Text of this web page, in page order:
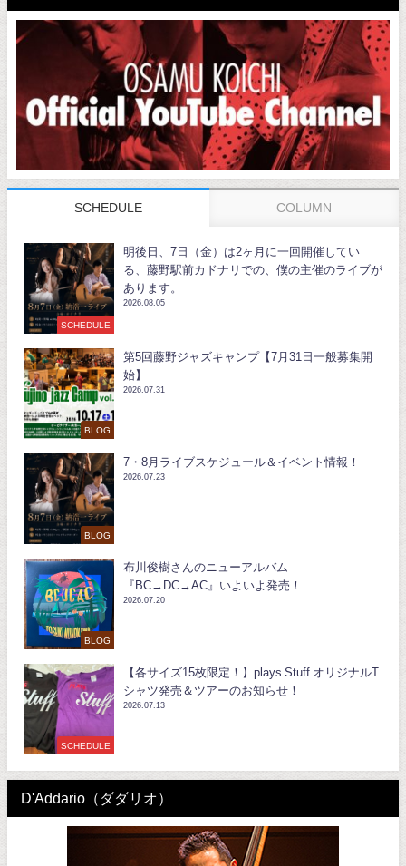
SCHEDULE COLUMN
SCHEDULE
明後日、7日（金）は2ヶ月に一回開催してい
る、藤野駅前カドナリでの、僕の主催のライブが
あります。
2026.08.05
BLOG
第5回藤野ジャズキャンプ【7月31日一般募集開
始】
2026.07.31
BLOG
7・8月ライブスケジュール＆イベント情報！
2026.07.23
BLOG
布川俊樹さんのニューアルバム
『BC→DC→AC』いよいよ発売！
2026.07.20
SCHEDULE
【各サイズ15枚限定！】plays Stuff オリジナルT
シャツ発売＆ツアーのお知らせ！
2026.07.13
D'Addario（ダダリオ）